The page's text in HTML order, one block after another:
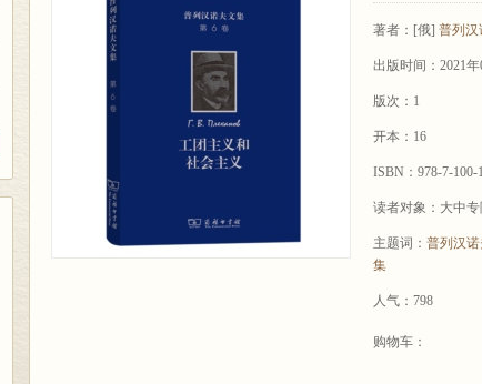
著者： [俄] 普列汉
出版时间：2021年
版次：1
开本：16
ISBN：978-7-100-
读者对象：大中
主题词： 普列汉诺
集
人气：798
购物车：